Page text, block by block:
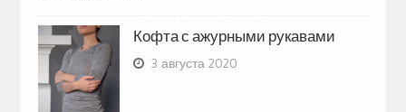
Кофта с ажурными рукавами
3 августа 2020